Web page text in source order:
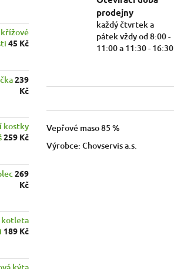
45 Kč
239
Kč
kostky
259 Kč
269
Kč
kotleta
189 Kč
prodejny
každý čtvrtek a
pátek vždy od 8:00 -
11:00 a 11:30 - 16:30
Vepřové maso 85 %
Výrobce: Chovservis a.s.